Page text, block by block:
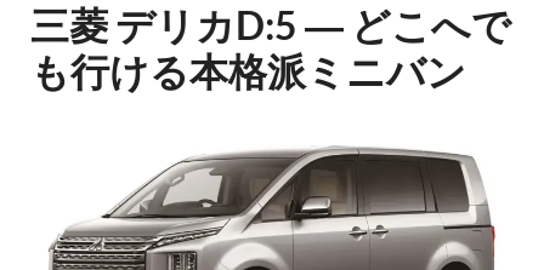
三菱 デリカD:5 ― どこへで
も行ける本格派ミニバン